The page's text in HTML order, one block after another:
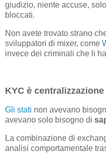
giudizio, niente accuse,
bloccati.
Non avete trovato strano
sviluppatori di mixer, come
invece dei criminali che li
KYC è
Gli stati non avevano
avevano solo bisogno di
La combinazione di
analisi comportamentale